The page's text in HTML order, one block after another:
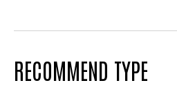
RECOMMEND TYPE